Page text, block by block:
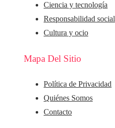
Ciencia y tecnología
Responsabilidad social
Cultura y ocio
Mapa Del Sitio
Política de Privacidad
Quiénes Somos
Contacto